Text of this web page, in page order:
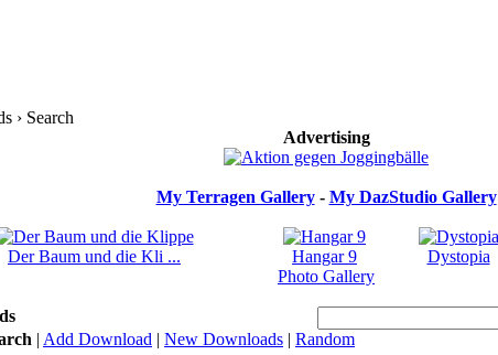
› Search
Advertising
My Terragen Gallery- My DazStudio Gallery
Der Baum und die Kli ... Hangar 9 Dystopia
Photo Gallery
| Add Download | New Downloads | Random